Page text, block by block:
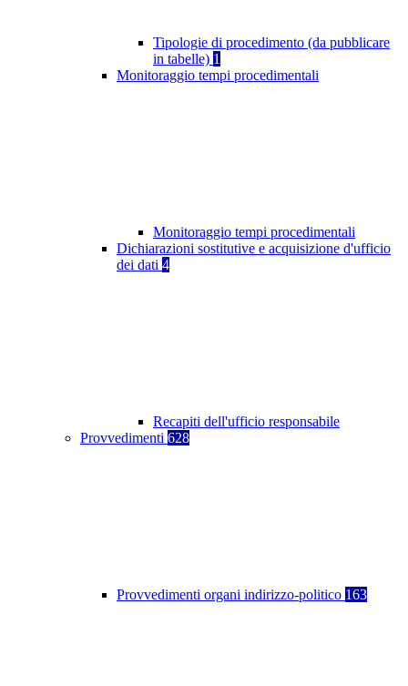
Tipologie di procedimento (da pubblicare
in tabelle) 1
Monitoraggio tempi procedimentali
Monitoraggio tempi procedimentali
Dichiarazioni sostitutive e acquisizione d'ufficio
dei dati 4
Recapiti dell'ufficio responsabile
Provvedimenti 628
Provvedimenti organi indirizzo-politico 163